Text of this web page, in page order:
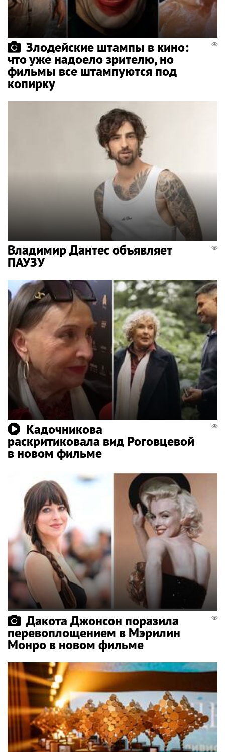
Злодейские штампы в кино:
что уже надоело зрителю, но
фильмы все штампуются под
копирку
Владимир Дантес объявляет
ПАУЗУ
Кадочникова
раскритиковала вид Роговцевой
в новом фильме
Дакота Джонсон поразила
перевоплощением в Мэрилин
Монро в новом фильме